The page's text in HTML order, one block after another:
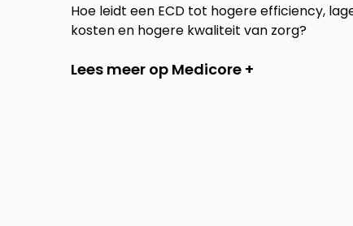
Hoe leidt een ECD tot hogere efficiency,
kosten en hogere kwaliteit van zorg?
Lees meer op Medicore +